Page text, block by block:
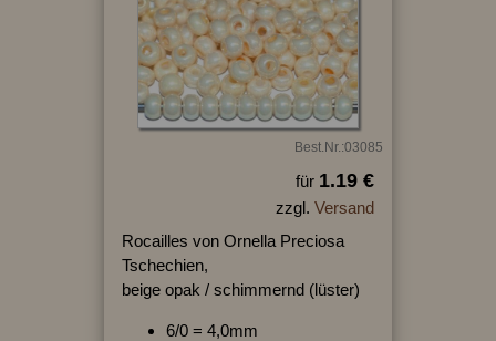
Best.Nr.:03085
für 1.19 €
zzgl. Versand
Rocailles von Ornella Preciosa
Tschechien,
beige opak / schimmernd (lüster)
6/0 = 4,0mm